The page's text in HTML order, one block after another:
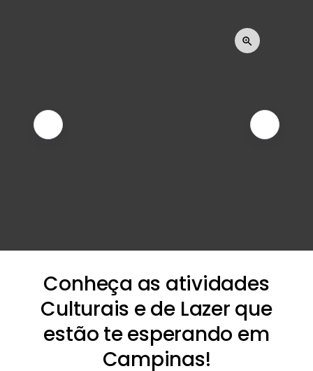
Conheça as atividades
Culturais e de Lazer que
estão te esperando em
Campinas!